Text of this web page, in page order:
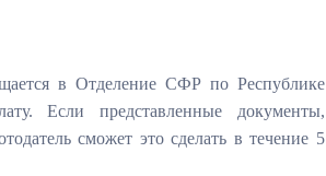
в Отделение СФР по Республике
Если представленные документы,
сможет это сделать в течение 5